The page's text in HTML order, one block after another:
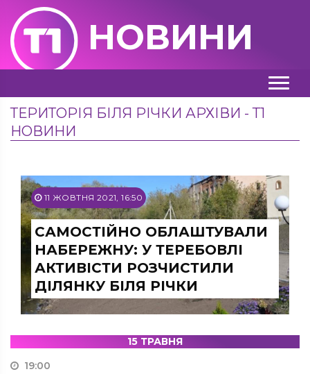
НОВИНИ
ТЕРИТОРІЯ БІЛЯ РІЧКИ АРХІВИ - Т1
НОВИНИ
11 ЖОВТНЯ 2021, 16:50
САМОСТІЙНО ОБЛАШТУВАЛИ
НАБЕРЕЖНУ: У ТЕРЕБОВЛІ
АКТИВІСТИ РОЗЧИСТИЛИ
ДІЛЯНКУ БІЛЯ РІЧКИ
15 ТРАВНЯ
19:00